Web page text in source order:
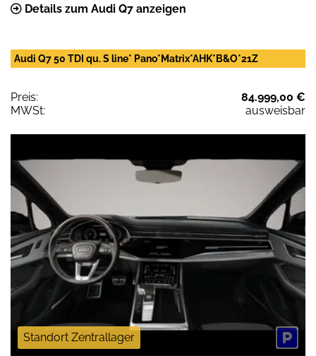
Details zum Audi Q7 anzeigen
Audi Q7 50 TDI qu. S line* Pano*Matrix*AHK*B&O*21Z
Preis:
84.999,00 €
MWSt:
ausweisbar
Standort Zentrallager